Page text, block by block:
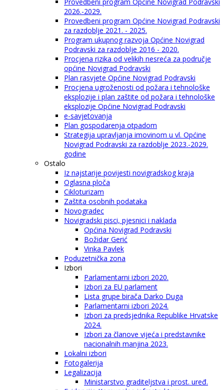
2026.-2029.
Provedbeni program Općine Novigrad Podravski
za razdoblje 2021. - 2025.
Program ukupnog razvoja Općine Novigrad
Podravski za razdoblje 2016 - 2020.
Procjena rizika od velikih nesreća za područje
općine Novigrad Podravski
Plan rasvjete Općine Novigrad Podravski
Procjena ugroženosti od požara i tehnološke
eksplozije i plan zaštite od požara i tehnološke
eksplozije Općine Novigrad Podravski
e-savjetovanja
Plan gospodarenja otpadom
Strategija upravljanja imovinom u vl. Općine
Novigrad Podravski za razdoblje 2023.-2029.
godine
Ostalo
Iz najstarije povijesti novigradskog kraja
Oglasna ploča
Cikloturizam
Zaštita osobnih podataka
Novogradec
Novigradski pisci, pjesnici i naklada
Općina Novigrad Podravski
Božidar Gerić
Vinka Pavlek
Poduzetnička zona
Izbori
Parlamentarni izbori 2020.
Izbori za EU parlament
Lista grupe birača Darko Duga
Parlamentarni izbori 2024.
Izbori za predsjednika Republike Hrvatske
2024.
Izbori za članove vijeća i predstavnike
nacionalnih manjina 2023.
Lokalni izbori
Fotogalerija
Legalizacija
Ministarstvo graditeljstva i prost. uređ.